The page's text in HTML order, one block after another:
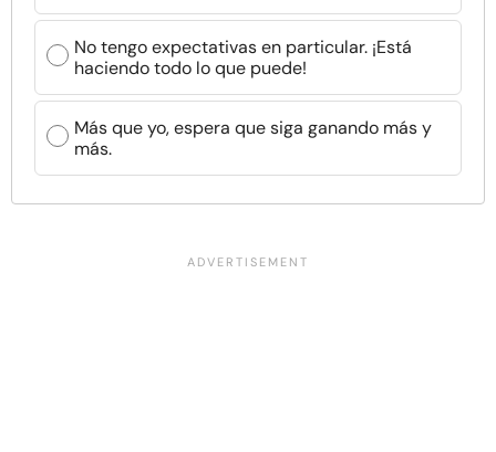
No tengo expectativas en particular. ¡Está
haciendo todo lo que puede!
Más que yo, espera que siga ganando más y
más.